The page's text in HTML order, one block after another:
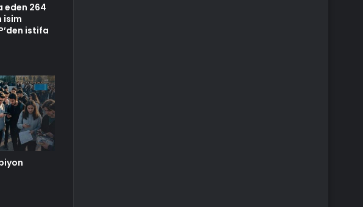
eden 264
isim
istifa